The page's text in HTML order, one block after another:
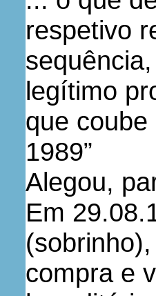
respetivo
legítimo
que
1989”
Alegou,
Em
compra e